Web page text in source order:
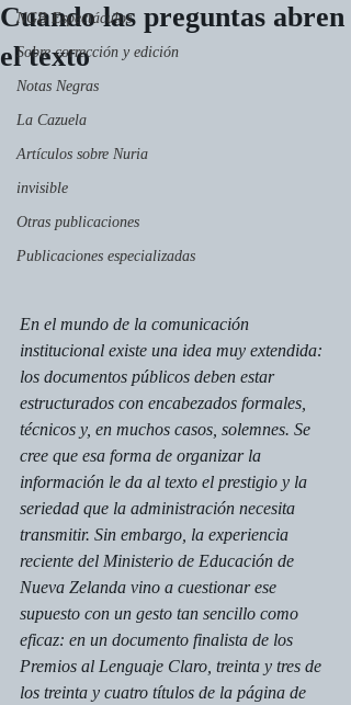
NGB Espectáculos
Sobre corrección y edición
Notas Negras
La Cazuela
Artículos sobre Nuria
invisible
Otras publicaciones
Publicaciones especializadas
Cuando las preguntas abren
el texto
En el mundo de la comunicación
institucional existe una idea muy extendida:
los documentos públicos deben estar
estructurados con encabezados formales,
técnicos y, en muchos casos, solemnes. Se
cree que esa forma de organizar la
información le da al texto el prestigio y la
seriedad que la administración necesita
transmitir. Sin embargo, la experiencia
reciente del Ministerio de Educación de
Nueva Zelanda vino a cuestionar ese
supuesto con un gesto tan sencillo como
eficaz: en un documento finalista de los
Premios al Lenguaje Claro, treinta y tres de
los treinta y cuatro títulos de la página de